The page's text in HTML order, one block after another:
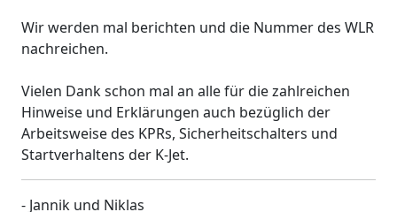
Wir werden mal berichten und die Nummer des WLR
nachreichen.
Vielen Dank schon mal an alle für die zahlreichen
Hinweise und Erklärungen auch bezüglich der
Arbeitsweise des KPRs, Sicherheitschalters und
Startverhaltens der K-Jet.
- Jannik und Niklas